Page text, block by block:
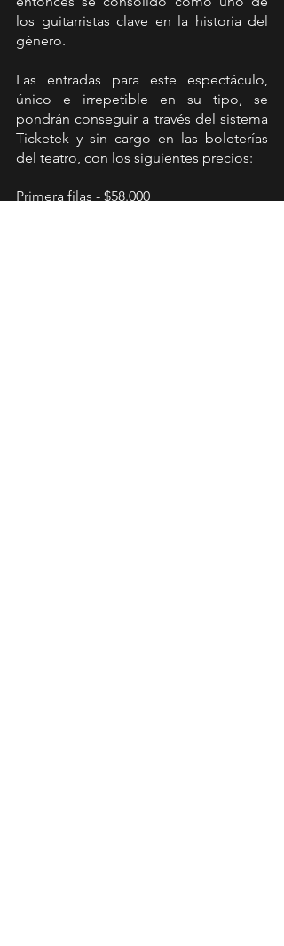
los guitarristas clave en la historia del
género.
Las entradas para este espectáculo,
único e irrepetible en su tipo, se
pondrán conseguir a través del sistema
Ticketek y sin cargo en las boleterías
del teatro, con los siguientes precios:
Primera filas - $58.000